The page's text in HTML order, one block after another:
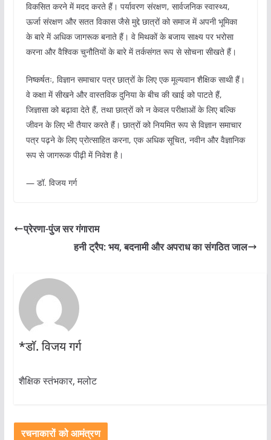
विकसित करने में मदद करते हैं। पर्यावरण संरक्षण, सार्वजनिक स्वास्थ्य,
ऊर्जा संरक्षण और सतत विकास जैसे मुद्दे छात्रों को समाज में अपनी भूमिका
के बारे में अधिक जागरूक बनाते हैं। वे मिथकों के बजाय साक्ष्य पर भरोसा
करना और वैश्विक चुनौतियों के बारे में तर्कसंगत रूप से सोचना सीखते हैं।
निष्कर्षतः, विज्ञान समाचार पत्र छात्रों के लिए एक मूल्यवान शैक्षिक साथी हैं।
वे कक्षा में सीखने और वास्तविक दुनिया के बीच की खाई को पाटते हैं,
जिज्ञासा को बढ़ावा देते हैं, तथा छात्रों को न केवल परीक्षाओं के लिए बल्कि
जीवन के लिए भी तैयार करते हैं। छात्रों को नियमित रूप से विज्ञान समाचार
पत्र पढ़ने के लिए प्रोत्साहित करना, एक अधिक सूचित, नवीन और वैज्ञानिक
रूप से जागरूक पीढ़ी में निवेश है।
— डॉ. विजय गर्ग
प्रेरणा-पुंज सर गंगाराम
हनी ट्रैप: भय, बदनामी और अपराध का संगठित जाल
*डॉ. विजय गर्ग
शैक्षिक स्तंभकार, मलोट
रचनाकारों को आमंत्रण